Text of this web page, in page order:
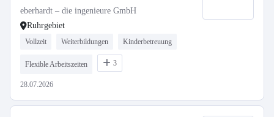
Bauwesen (Ruhrgebiet)
eberhardt – die ingenieure GmbH
Ruhrgebiet
Vollzeit Weiterbildungen Kinderbetreuung
Flexible Arbeitszeiten 3
28.07.2026